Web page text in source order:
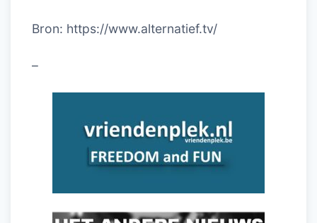
Bron: https://www.alternatief.tv/
–